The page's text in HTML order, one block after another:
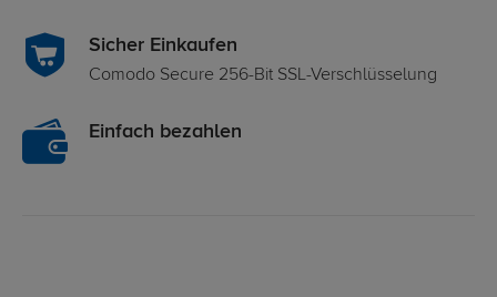
Sicher Einkaufen
Comodo Secure 256-Bit SSL-Verschlüsselung
Einfach bezahlen